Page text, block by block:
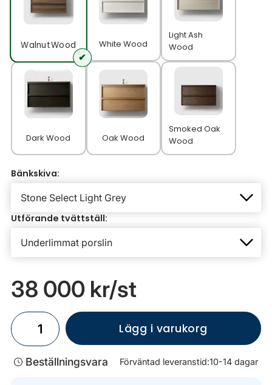
Walnut Wood White Wood
Light Ash
Wood
Dark Wood Oak Wood
Smoked Oak
Wood
Bänkskiva:
Utförande tvättställ:
38 000 kr/st
Lägg i varukorg
Beställningsvara Förväntad leveranstid:10-14 dagar